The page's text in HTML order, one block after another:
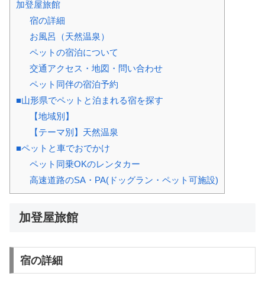
加登屋旅館
宿の詳細
お風呂（天然温泉）
ペットの宿泊について
交通アクセス・地図・問い合わせ
ペット同伴の宿泊予約
■山形県でペットと泊まれる宿を探す
【地域別】
【テーマ別】天然温泉
■ペットと車でおでかけ
ペット同乗OKのレンタカー
高速道路のSA・PA(ドッグラン・ペット可施設)
加登屋旅館
宿の詳細